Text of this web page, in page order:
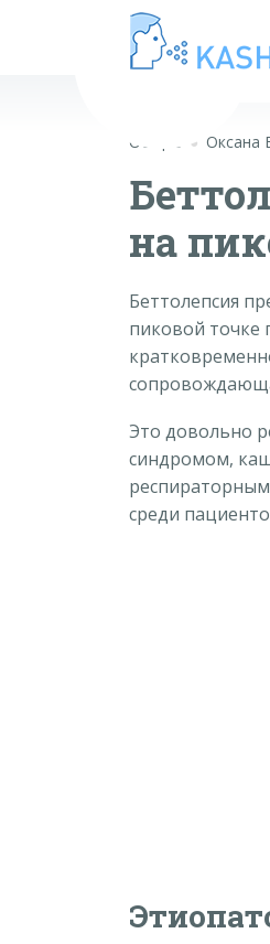
Общие Оксана
на
Беттолепсия
пиковой точке
Это довольно
синдромом,
среди